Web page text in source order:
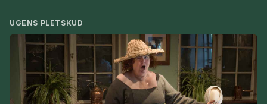
UGENS PLETSKUD